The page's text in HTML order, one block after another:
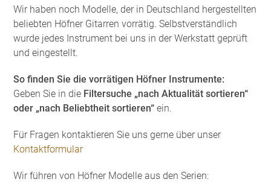
Wir haben noch Modelle, der in Deutschland hergestellten
beliebten Höfner Gitarren vorrätig. Selbstverständlich
wurde jedes Instrument bei uns in der Werkstatt geprüft
und eingestellt.
So finden Sie die vorrätigen Höfner Instrumente:
Geben Sie in die Filtersuche „nach Aktualität sortieren“
oder „nach Beliebtheit sortieren“ein.
Für Fragen kontaktieren Sie uns gerne über unser
Kontaktformular
Wir führen von Höfner Modelle aus den Serien: